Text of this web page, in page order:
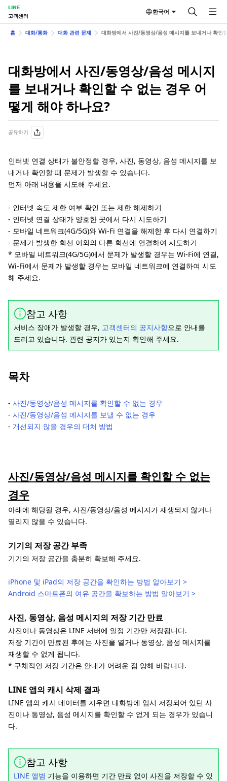
LINE
고객센터
한국어
홈 대화/통화 대화 관련 문제 대화방에서 사진/동영상/음성 메시지를 보내거나 확인
대화방에서 사진/동영상/음성 메시지
를 보내거나 확인할 수 없는 경우 어
떻게 해야 하나요?
공유하기
인터넷 연결 상태가 불안정할 경우, 사진, 동영상, 음성 메시지를 보
내거나 확인할 때 문제가 발생할 수 있습니다.
먼저 아래 내용을 시도해 주세요.
- 인터넷 속도 제한 여부 확인 또는 제한 해제하기
- 인터넷 연결 상태가 양호한 곳에서 다시 시도하기
- 모바일 네트워크(4G/5G)와 Wi-Fi 연결을 해제한 후 다시 연결하기
- 문제가 발생한 회선 이외의 다른 회선에 연결하여 시도하기
* 모바일 네트워크(4G/5G)에서 문제가 발생할 경우는 Wi-Fi에 연결,
Wi-Fi에서 문제가 발생할 경우는 모바일 네트워크에 연결하여 시도
해 주세요.
참고 사항
서비스 장애가 발생할 경우, 고객센터의 공지사항으로 안내를
드리고 있습니다. 관련 공지가 있는지 확인해 주세요.
목차
- 사진/동영상/음성 메시지를 확인할 수 없는 경우
- 사진/동영상/음성 메시지를 보낼 수 없는 경우
- 개선되지 않을 경우의 대처 방법
사진/동영상/음성 메시지를 확인할 수 없는
경우
아래에 해당될 경우, 사진/동영상/음성 메시지가 재생되지 않거나
열리지 않을 수 있습니다.
기기의 저장 공간 부족
기기의 저장 공간을 충분히 확보해 주세요.
iPhone 및 iPad의 저장 공간을 확인하는 방법 알아보기 >
Android 스마트폰의 여유 공간을 확보하는 방법 알아보기 >
사진, 동영상, 음성 메시지의 저장 기간 만료
사진이나 동영상은 LINE 서버에 일정 기간만 저장됩니다.
저장 기간이 만료된 후에는 사진을 열거나 동영상, 음성 메시지를
재생할 수 없게 됩니다.
* 구체적인 저장 기간은 안내가 어려운 점 양해 바랍니다.
LINE 앱의 캐시 삭제 결과
LINE 앱의 캐시 데이터를 지우면 대화방에 임시 저장되어 있던 사
진이나 동영상, 음성 메시지를 확인할 수 없게 되는 경우가 있습니
다.
참고 사항
LINE 앨범 기능을 이용하면 기간 만료 없이 사진을 저장할 수 있